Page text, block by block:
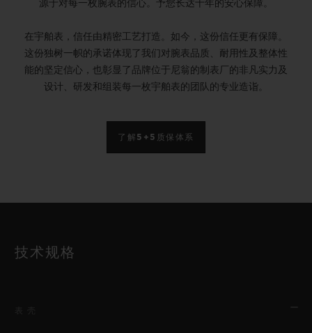
源于对每一枚腕表的信心。予您长达十年的安心保障。
在宇舶表，信任由精密工艺打造。如今，这份信任更有保障。
这份独树一帜的承诺体现了我们对腕表品质、耐用性及整体性
能的坚定信心，也彰显了品牌位于尼翁的制表厂的非凡实力及
设计、研发和组装每一枚宇舶表的团队的专业造诣。
了解5+5质保体系
技术规格